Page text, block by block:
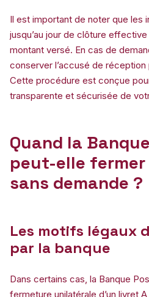
Il est important de noter que les
jusqu’au jour de clôture
montant versé. En cas de
conserver l’accusé de réception
Cette procédure est conçue
transparente et sécurisée de
Quand la
peut-elle
sans demande ?
Les motifs légaux
par la banque
Dans certains cas, la Banque
fermeture unilatérale d’un livret